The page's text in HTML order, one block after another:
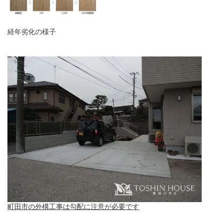
経年劣化の様子
町田市の外構工事は勾配に注意が必要です